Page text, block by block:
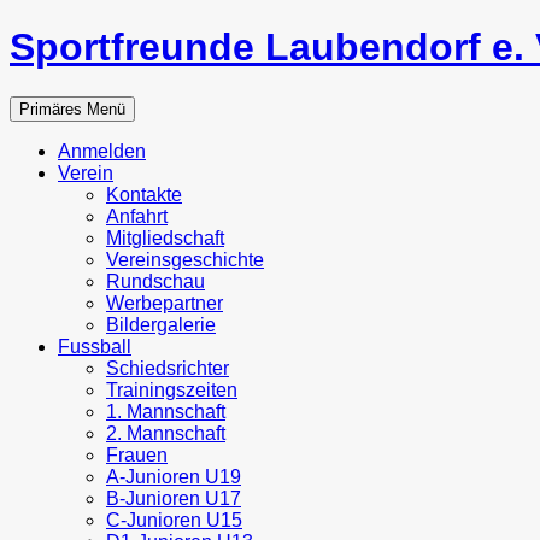
Zum
Inhalt
Sportfreunde Laubendorf e.
Suchen
Primäres Menü
Anmelden
Verein
Kontakte
Anfahrt
Mitgliedschaft
Vereinsgeschichte
Rundschau
Werbepartner
Bildergalerie
Fussball
Schiedsrichter
Trainingszeiten
1. Mannschaft
2. Mannschaft
Frauen
A-Junioren U19
B-Junioren U17
C-Junioren U15